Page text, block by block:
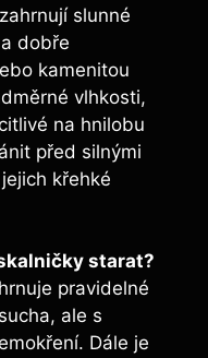
slunné
dobře
kamenitou
vlhkosti,
na hnilobu
před silnými
křehké
starat?
pravidelné
ale s
Dále je